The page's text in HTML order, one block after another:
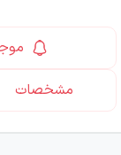
مشخصات